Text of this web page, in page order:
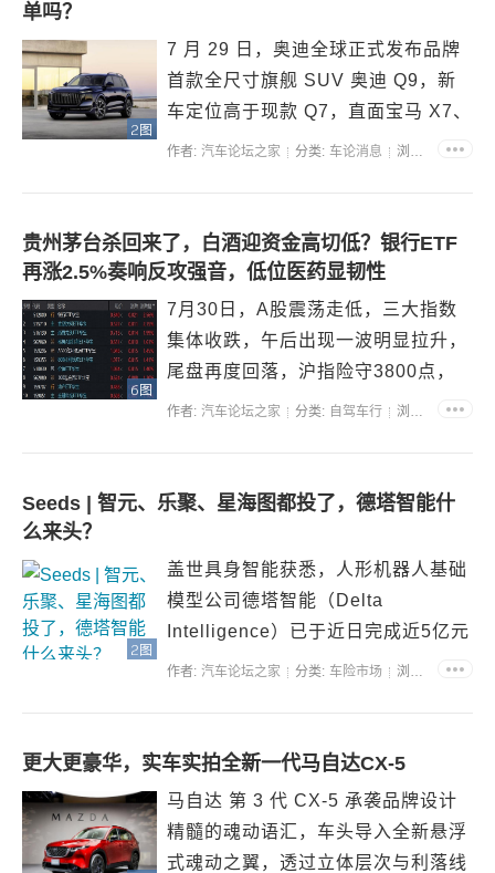
单吗？
2图
7 月 29 日，奥迪全球正式发布品牌
首款全尺寸旗舰 SUV 奥迪 Q9，新
车定位高于现款 Q7，直面宝马 X7、
奔驰 GLS 两大德系传统竞品，计划
落地，意在完善品牌顶级燃油
SUV...
作者: 汽车论坛之家 分类: 车论消息 浏览:36158
贵州茅台杀回来了，白酒迎资金高切低？银行ETF
再涨2.5%奏响反攻强音，低位医药显韧性
6图
7月30日，A股震荡走低，三大指数
集体收跌，午后出现一波明显拉升，
尾盘再度回落，沪指险守3800点，
算力硬件继续调整，创业板指跌近
延续强势，食品饮料、银行、地产、
作者: 汽车论坛之家 分类: 自驾车行 浏览:47428
Seeds | 智元、乐聚、星海图都投了，德塔智能什
么来头？
2图
盖世具身智能获悉，人形机器人基础
模型公司德塔智能（Delta
Intelligence）已于近日完成近5亿元
天使++轮融资，本轮融资的投资方包
智能成立半年内完成的第六轮融资。
作者: 汽车论坛之家 分类: 车险市场 浏览:32570
更大更豪华，实车实拍全新一代马自达CX-5
马自达 第 3 代 CX-5 承袭品牌设计
精髓的魂动语汇，车头导入全新悬浮
式魂动之翼，透过立体层次与利落线